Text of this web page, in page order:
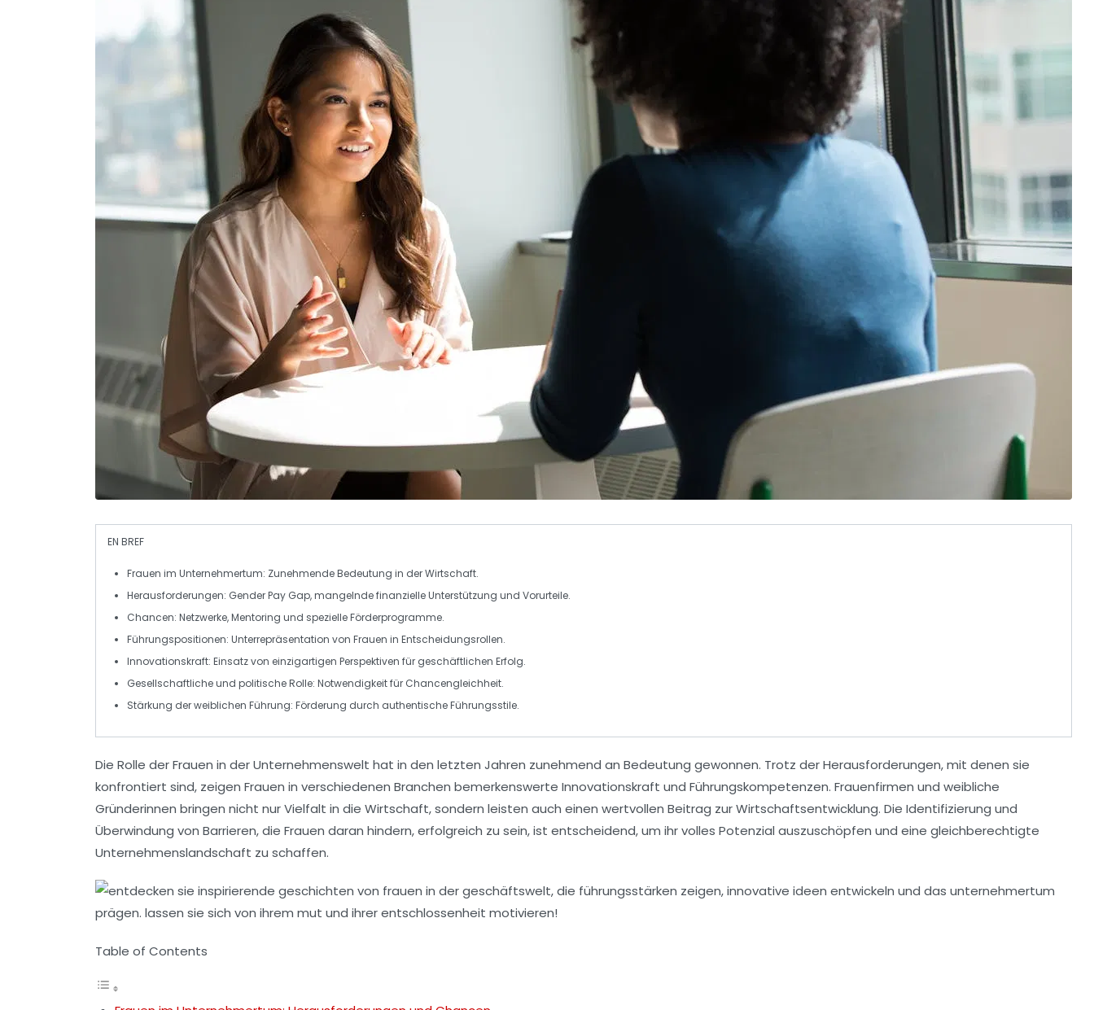
EN BREF
Frauen im Unternehmertum: Zunehmende Bedeutung in der Wirtschaft.
Herausforderungen: Gender Pay Gap, mangelnde finanzielle Unterstützung und Vorurteile.
Chancen: Netzwerke, Mentoring und spezielle Förderprogramme.
Führungspositionen: Unterrepräsentation von Frauen in Entscheidungsrollen.
Innovationskraft: Einsatz von einzigartigen Perspektiven für geschäftlichen Erfolg.
Gesellschaftliche und politische Rolle: Notwendigkeit für Chancengleichheit.
Stärkung der weiblichen Führung: Förderung durch authentische Führungsstile.
Die Rolle derFrauen in der Unternehmenswelt hat in den letzten Jahren zunehmend an Bedeutung gewonnen. Trotz der Herausforderungen, mit denen sie
konfrontiert sind, zeigen Frauen in verschiedenen Branchen bemerkenswerte Innovationskraft und Führungskompetenzen. Frauenfirmen und weibliche
Gründerinnen bringen nicht nur Vielfalt in die Wirtschaft, sondern leisten auch einen wertvollen Beitrag zurWirtschaftsentwicklung. Die Identifizierung und
Überwindung von Barrieren, die Frauen daran hindern, erfolgreich zu sein, ist entscheidend, um ihr volles Potenzial auszuschöpfen und eine gleichberechtigte
Unternehmenslandschaft zu schaffen.
Table of Contents